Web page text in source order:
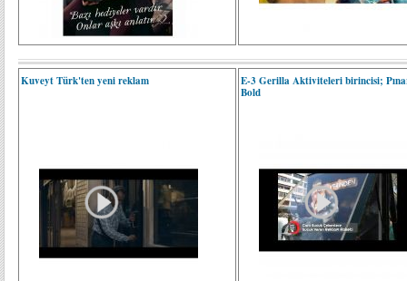
Kuveyt Türk'ten yeni reklam
E-3 Gerilla Aktiviteleri birincisi;
Bold